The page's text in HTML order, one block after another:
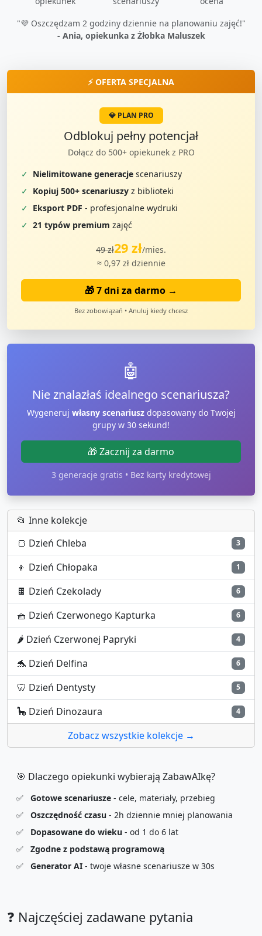
"💜 Oszczędzam 2 godziny dziennie na planowaniu zajęć!"
- Ania, opiekunka z Żłobka Maluszek
⚡ OFERTA SPECJALNA
💎 PLAN PRO
Odblokuj pełny potencjał
Dołącz do 500+ opiekunek z PRO
✓ Nielimitowane generacje scenariuszy
✓ Kopiuj 500+ scenariuszy z biblioteki
✓ Eksport PDF - profesjonalne wydruki
✓ 21 typów premium zajęć
49 zł29 zł/mies.
≈ 0,97 zł dziennie
🎁 7 dni za darmo →
Bez zobowiązań • Anuluj kiedy chcesz
🤖
Nie znalazłaś idealnego scenariusza?
Wygeneruj własny scenariuszdopasowany do Twojej
grupy w 30 sekund!
🎁 Zacznij za darmo
3 generacje gratis • Bez karty kredytowej
📂 Inne kolekcje
🍞 Dzień Chleba 3
👦 Dzień Chłopaka 1
🍫 Dzień Czekolady 6
🧺 Dzień Czerwonego Kapturka 6
🌶️ Dzień Czerwonej Papryki 4
🐬 Dzień Delfina 6
🦷 Dzień Dentysty 5
🦕 Dzień Dinozaura 4
Zobacz wszystkie kolekcje →
🎯 Dlaczego opiekunki wybierają ZabawAIkę?
✅ Gotowe scenariusze - cele, materiały, przebieg
✅
Oszczędność czasu - 2h dziennie mniej planowania
✅
Dopasowane do wieku - od 1 do 6 lat
✅
Zgodne z podstawą programową
✅
Generator AI - twoje własne scenariusze w 30s
❓ Najczęściej zadawane pytania